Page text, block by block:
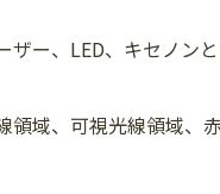
ー、LED、キセノン
領域、可視光線領域、